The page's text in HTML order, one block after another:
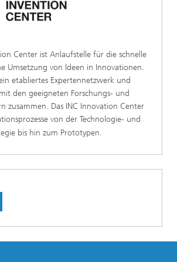
Center ist Anlaufstelle für die schnelle
Umsetzung von Ideen in Innovationen.
etabliertes Expertennetzwerk und
den geeigneten Forschungs- und
zusammen. Das INC Innovation Center
von der Technologie- und
bis hin zum Prototypen.